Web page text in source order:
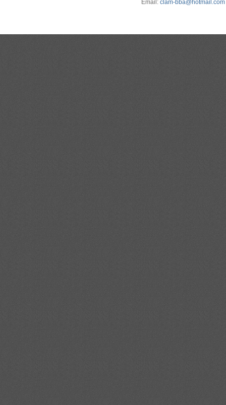
Email: clam-bba@hotmail.com